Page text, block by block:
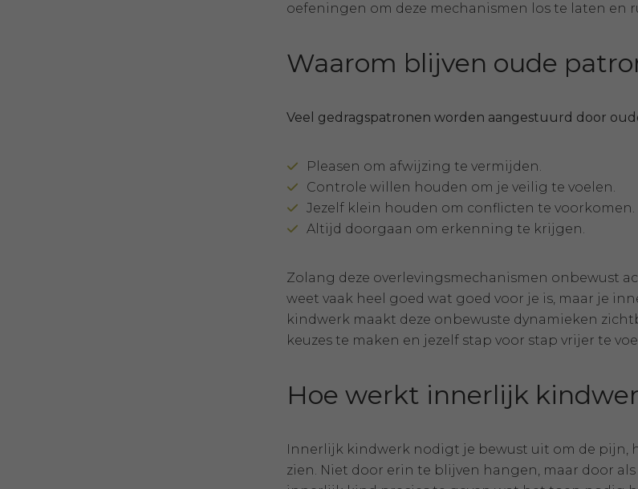
oefeningen om deze mechanismen los te laten en
Waarom blijven oude
Veel gedragspatronen worden aangestuurd door
Pleasen om afwijzing te vermijden.
Controle willen houden om je veilig te voelen.
Jezelf klein houden om conflicten te voorkomen.
Altijd doorgaan om erkenning te krijgen.
Zolang deze overlevingsmechanismen onbewust
weet vaak heel goed wat goed voor je is, maar je
kindwerk maakt deze onbewuste dynamieken
keuzes te maken en jezelf stap voor stap vrijer te
Hoe werkt innerlijk
Innerlijk kindwerk nodigt je bewust uit om de pijn,
zien. Niet door erin te blijven hangen, maar door